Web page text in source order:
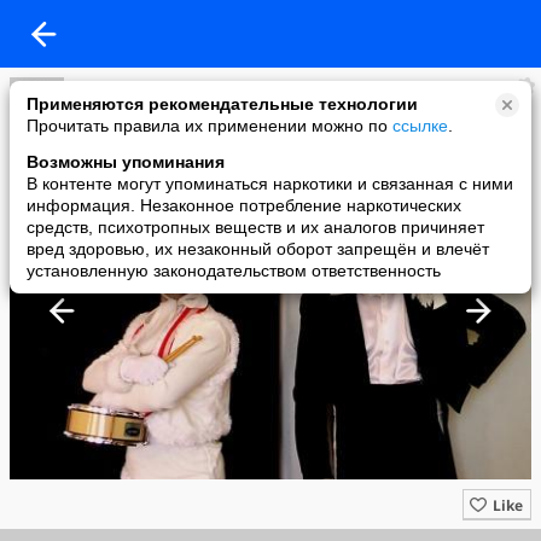
Применяются рекомендательные технологии
Прочитать правила их применении можно по ссылке
Возможны упоминания
В контенте могут упоминаться наркотики и связанная с ними
информация. Незаконное потребление наркотических
средств, психотропных веществ и их аналогов причиняет
вред здоровью, их незаконный оборот запрещён и влечёт
установленную законодательством ответственность
ЦИРКОМАНИЯ !!!
added a photo
05 Aug в 16:24
Like